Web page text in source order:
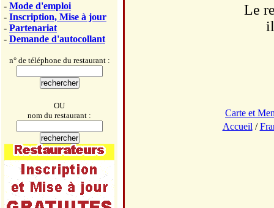
- Mode d'emploi
- Inscription, Mise à jour
- Partenariat
- Demande d'autocollant
n° de téléphone du restaurant :
OU
nom du restaurant :
Le
Carte et
Accueil /